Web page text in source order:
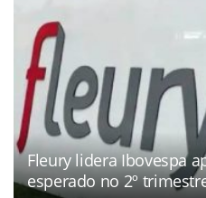
Fleury lidera Ibovespa
esperado no 2º